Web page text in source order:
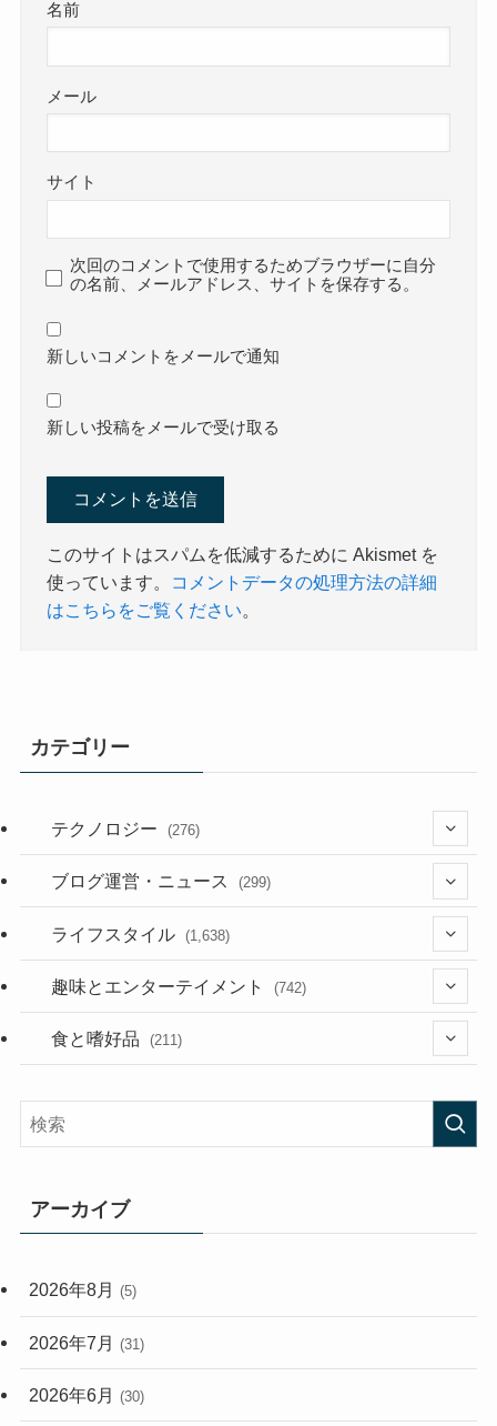
名前
メール
サイト
次回のコメントで使用するためブラウザーに自分
の名前、メールアドレス、サイトを保存する。
新しいコメントをメールで通知
新しい投稿をメールで受け取る
このサイトはスパムを低減するために Akismet を
使っています。
コメントデータの処理方法の詳細
はこちらをご覧ください。
カテゴリー
テクノロジー (276)
(36)
(187)
ブログ運営・ニュース (299)
(118)
(181)
ライフスタイル (1,638)
(394)
(282)
(33)
(248)
趣味とエンターテイメント (742)
(56)
食と嗜好品 (211)
アーカイブ
2026年8月 (5)
2026年7月 (31)
2026年6月 (30)